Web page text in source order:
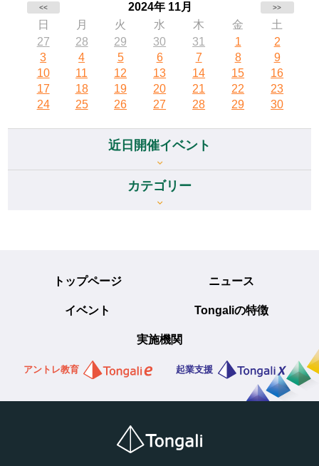
<< 2024年 11月 >>
日 月 火 水 木 金
土
27
28 29 30 31 1
2
3
4 5 6 7 8
9
10
11 12 13 14 15
16
17
18 19 20 21 22
23
24
25 26 27 28 29 30
近日開催イベント
カテゴリー
トップページ ニュース
イベント Tongaliの特徴
実施機関
アントレ教育 起業支援